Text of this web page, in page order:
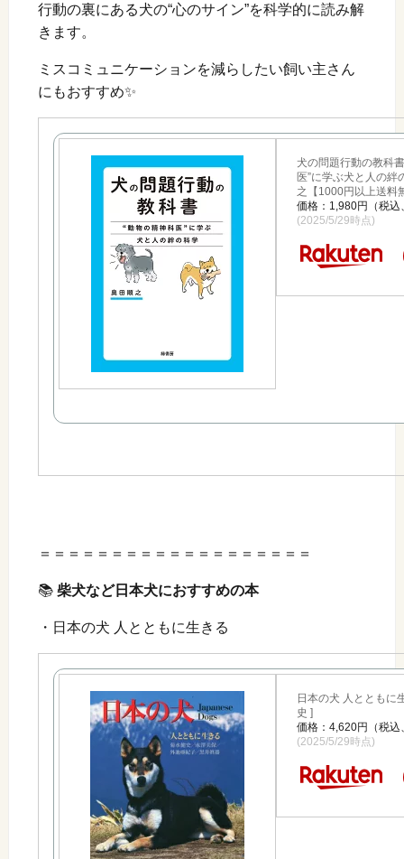
行動の裏にある犬の“心のサイン”を科学的に読み解
きます。
ミスコミュニケーションを減らしたい飼い主さん
にもおすすめ✨
犬の問題行動の教科
医”に学ぶ犬と人の絆
之【1000円以上送料
価格：1,980円（税込
(2025/5/29時点)
＝＝＝＝＝＝＝＝＝＝＝＝＝＝＝＝＝＝＝
📚 柴犬など日本犬におすすめの本
・日本の犬 人とともに生きる
日本の犬 人とともに
史 ]
価格：4,620円（税込
(2025/5/29時点)